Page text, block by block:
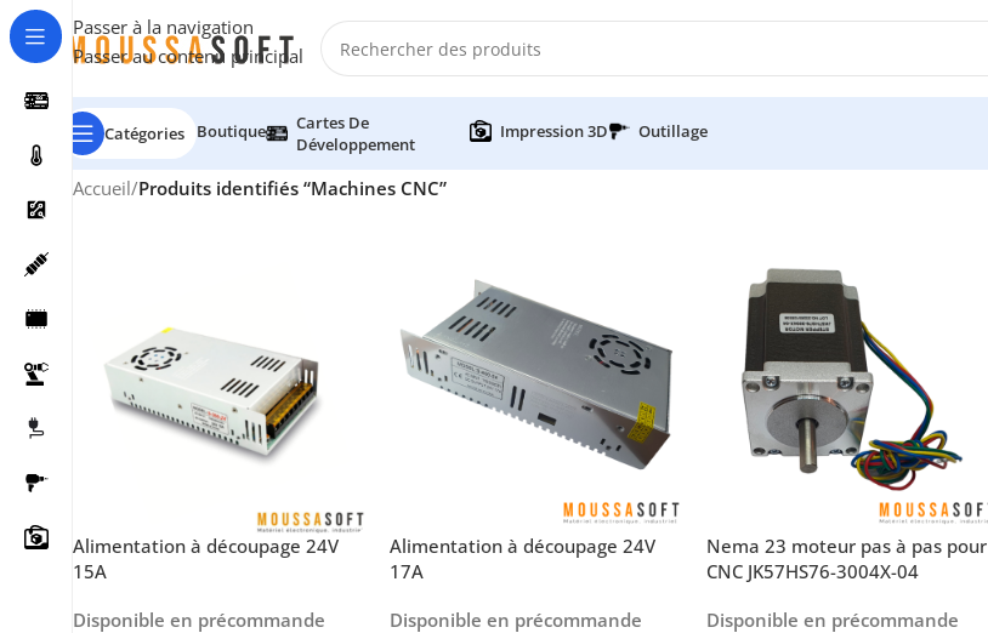
Passer à la navigation
Passer au contenu principal
Catégories Boutique
Cartes De
Développement
Impression 3D Outillage
Accueil/Produits identifiés “Machines CNC”
Alimentation à découpage 24V
15A
Disponible en précommande
Alimentation à découpage 24V
17A
Disponible en précommande
Nema 23 moteur pas à pas pour
CNC JK57HS76-3004X-04
Disponible en précommande